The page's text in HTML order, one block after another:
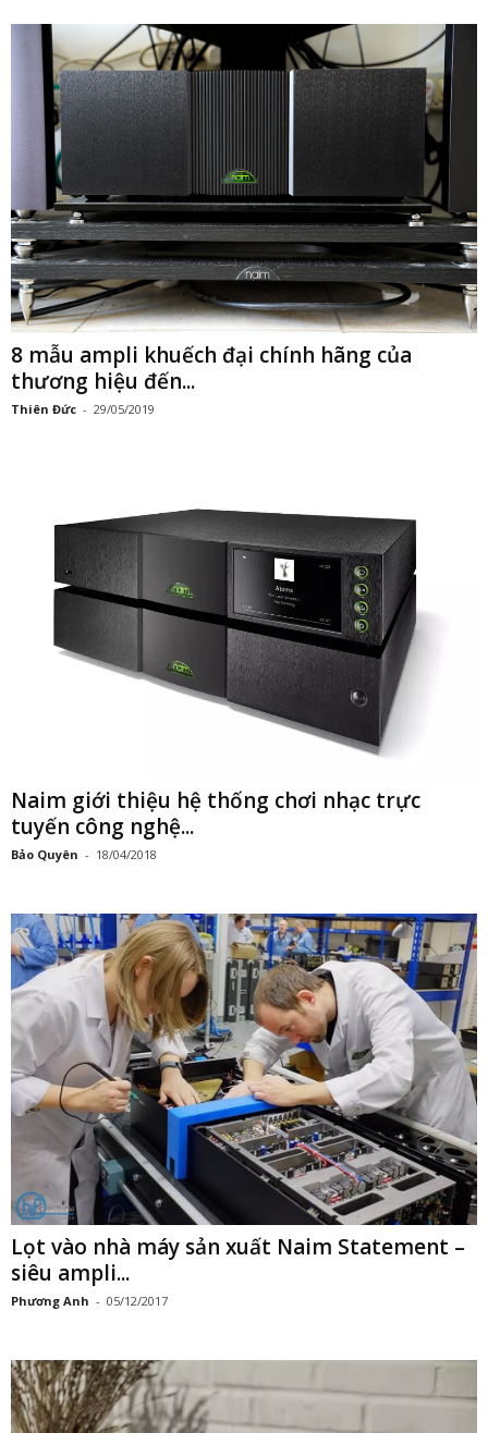
8 mẫu ampli khuếch đại chính hãng của
thương hiệu đến...
Thiên Đức - 29/05/2019
Naim giới thiệu hệ thống chơi nhạc trực
tuyến công nghệ...
Bảo Quyên - 18/04/2018
Lọt vào nhà máy sản xuất Naim Statement –
siêu ampli...
Phương Anh - 05/12/2017